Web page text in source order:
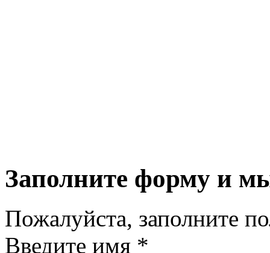
Заполните форму и
Пожалуйста, заполните
Введите имя *